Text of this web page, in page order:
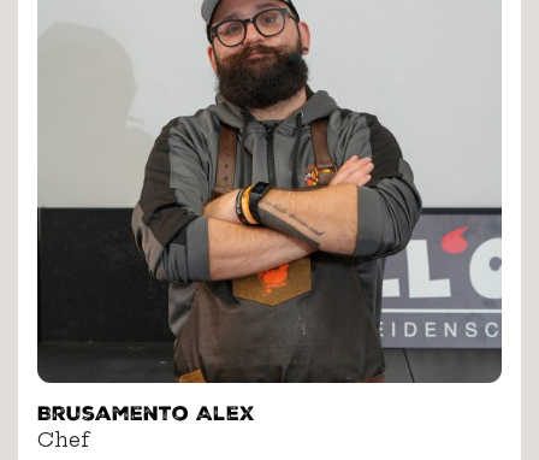
Brusamento Alex
Chef